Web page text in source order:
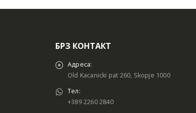
БРЗ КОНТАКТ
Адреса:
Old Kacanicki pat 260, Skopje 1000
Тел:
+389 2260 2840